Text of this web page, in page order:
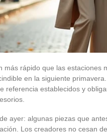
más rápido que las estaciones
en la siguiente
referencia establecidos y
ayer: algunas piezas que
Los creadores no cesan